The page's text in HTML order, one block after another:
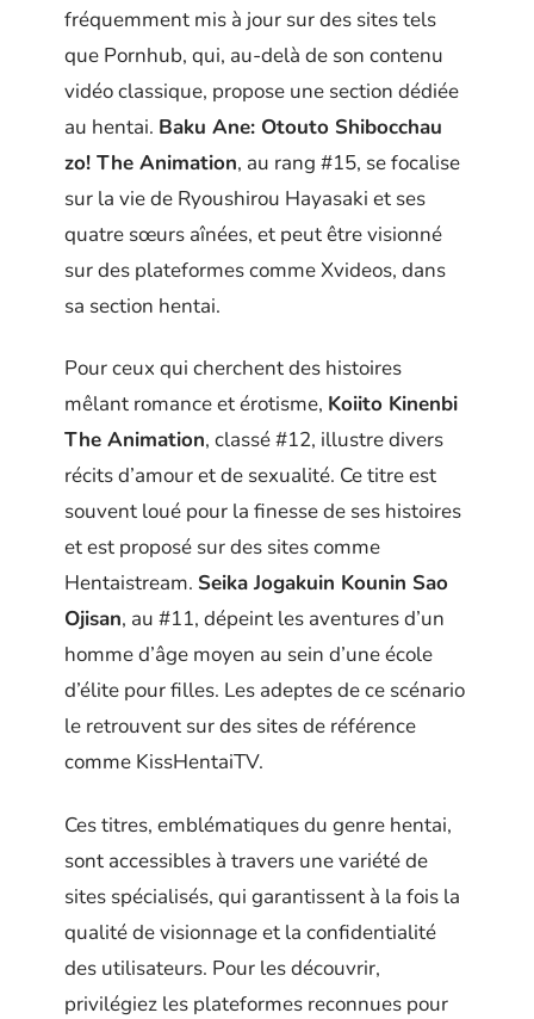
fréquemment mis à jour sur des sites tels
que Pornhub, qui, au-delà de son contenu
vidéo classique, propose une section dédiée
au hentai. Baku Ane: Otouto Shibocchau
zo! The Animation, au rang #15, se focalise
sur la vie de Ryoushirou Hayasaki et ses
quatre sœurs aînées, et peut être visionné
sur des plateformes comme Xvideos, dans
sa section hentai.
Pour ceux qui cherchent des histoires
mêlant romance et érotisme, Koiito Kinenbi
The Animation, classé #12, illustre divers
récits d’amour et de sexualité. Ce titre est
souvent loué pour la finesse de ses histoires
et est proposé sur des sites comme
Hentaistream. Seika Jogakuin Kounin Sao
Ojisan, au #11, dépeint les aventures d’un
homme d’âge moyen au sein d’une école
d’élite pour filles. Les adeptes de ce scénario
le retrouvent sur des sites de référence
comme KissHentaiTV.
Ces titres, emblématiques du genre hentai,
sont accessibles à travers une variété de
sites spécialisés, qui garantissent à la fois la
qualité de visionnage et la confidentialité
des utilisateurs. Pour les découvrir,
privilégiez les plateformes reconnues pour